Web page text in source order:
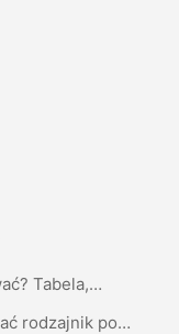
Tabela,…
rodzajnik po…